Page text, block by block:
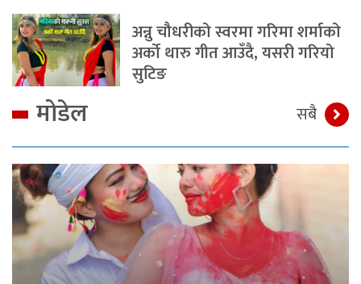
अन्नु चौधरीको स्वरमा गरिमा शर्माको
अर्को थारु गीत आउँदै, यसरी गरियो
सुटिङ
मोडेल सबै